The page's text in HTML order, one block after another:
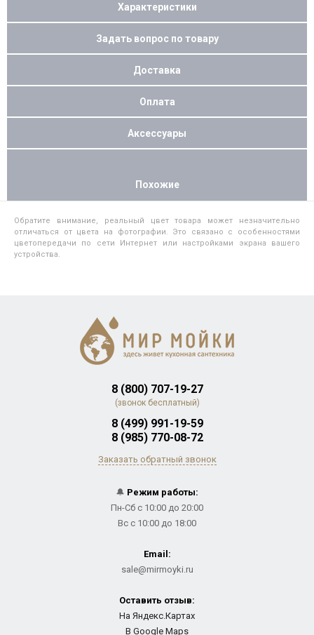
Характеристики
Задать вопрос по товару
Доставка
Оплата
Аксессуары
Похожие
Обратите внимание, реальный цвет товара может незначительно
отличаться от цвета на фотографии. Это связано с особенностями
цветопередачи по сети Интернет или настройками экрана вашего
устройства.
8 (800) 707-19-27
(звонок бесплатный)
8 (499) 991-19-59
8 (985) 770-08-72
Заказать обратный звонок
🔔 Режим работы:
Пн-Сб с 10:00 до 20:00
Вс с 10:00 до 18:00
Email:
sale@mirmoyki.ru
Оставить отзыв:
На Яндекс.Картах
В Google Maps